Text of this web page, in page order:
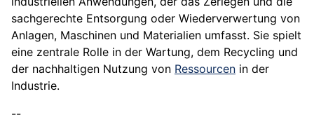
sachgerechte Entsorgung oder Wiederverwertung von
Anlagen, Maschinen und Materialien umfasst. Sie spielt
eine zentrale Rolle in der Wartung, dem Recycling und
der nachhaltigen Nutzung von Ressourcen in der
Industrie.